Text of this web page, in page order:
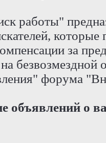
работы"
за
на
форума
объявлений о